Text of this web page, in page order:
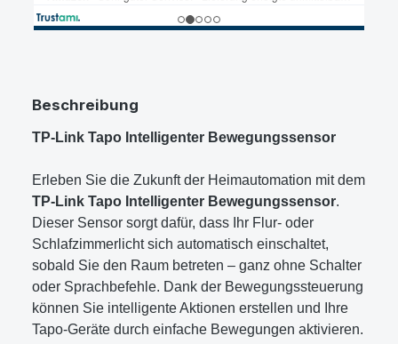
Beschreibung
TP-Link Tapo Intelligenter Bewegungssensor
Erleben Sie die Zukunft der Heimautomation mit dem
TP-Link Tapo Intelligenter Bewegungssensor.
Dieser Sensor sorgt dafür, dass Ihr Flur- oder
Schlafzimmerlicht sich automatisch einschaltet,
sobald Sie den Raum betreten – ganz ohne Schalter
oder Sprachbefehle. Dank der Bewegungssteuerung
können Sie intelligente Aktionen erstellen und Ihre
Tapo-Geräte durch einfache Bewegungen aktivieren.